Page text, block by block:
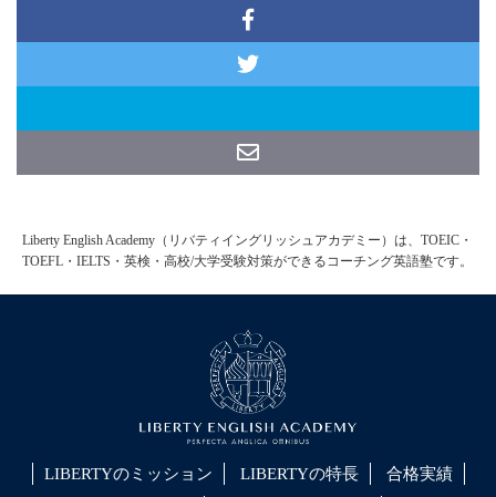
Liberty English Academy（リバティイングリッシュアカデミー）は、TOEIC・
TOEFL・IELTS・英検・高校/大学受験対策ができるコーチング英語塾です。
LIBERTYのミッション LIBERTYの特長 合格実績